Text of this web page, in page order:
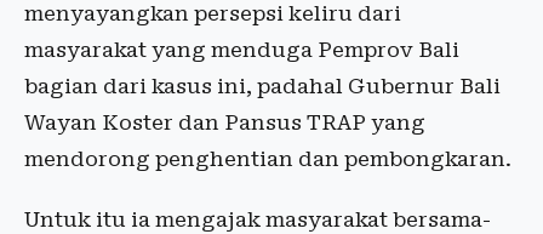
menyayangkan persepsi keliru dari
masyarakat yang menduga Pemprov Bali
bagian dari kasus ini, padahal Gubernur Bali
Wayan Koster dan Pansus TRAP yang
mendorong penghentian dan pembongkaran.
Untuk itu ia mengajak masyarakat bersama-